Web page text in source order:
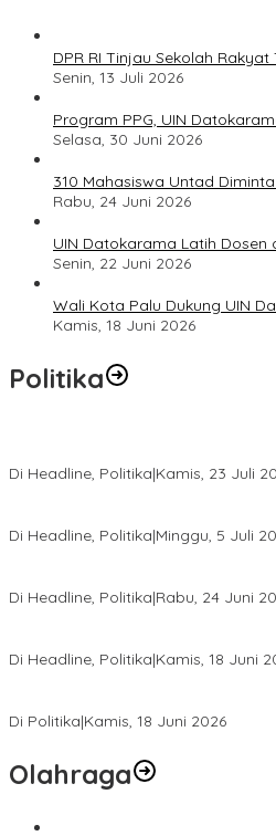
DPR RI Tinjau Sekolah
Senin, 13 Juli 2026
Program PPG, UIN
Selasa, 30 Juni 2026
310 Mahasiswa Untad
Rabu, 24 Juni 2026
UIN Datokarama Latih
Senin, 22 Juni 2026
Wali Kota Palu Dukung UIN
Kamis, 18 Juni 2026
Politika
Di Headline, Politika|Kamis, 23 Juli
Di Headline, Politika|Minggu, 5 Juli
Di Headline, Politika|Rabu, 24 Juni
Di Headline, Politika|Kamis, 18 Juni
Di Politika|Kamis, 18 Juni 2026
Olahraga